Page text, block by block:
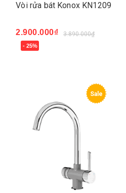
Vòi rửa bát Konox KN1209
2.900.000₫ 3.890.000₫
- 25%
Mua ngay
Sale